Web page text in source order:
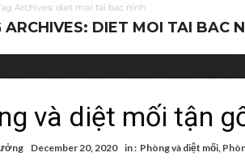
Archives: diet moi tai bac ninh
ARCHIVES: DIET MOI TAI BAC
và diệt mối tận
December 20, 2020 in : Phòng và diệt mối,